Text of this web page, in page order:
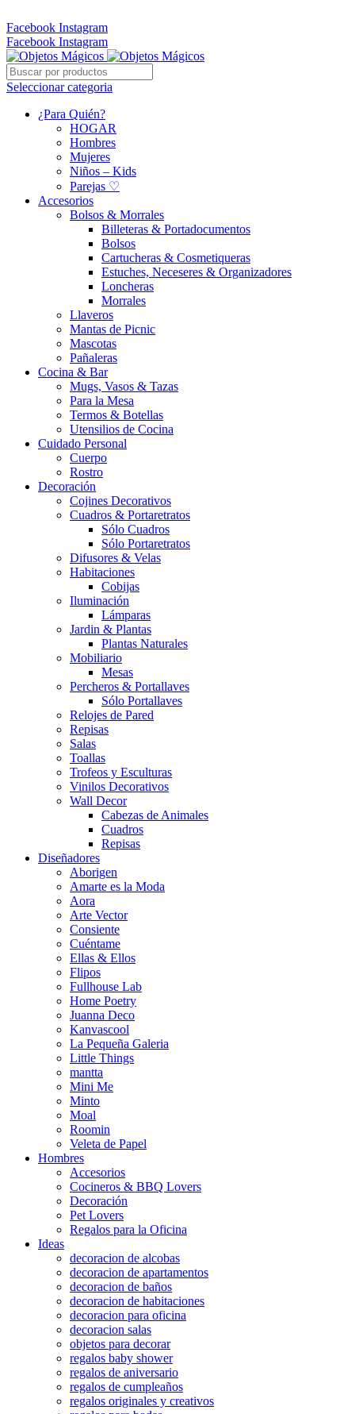
Facebook Instagram
Facebook Instagram
Seleccionar categoria
¿Para Quién?
HOGAR
Hombres
Mujeres
Niños – Kids
Parejas ♡
Accesorios
Bolsos & Morrales
Billeteras & Portadocumentos
Bolsos
Cartucheras & Cosmetiqueras
Estuches, Neceseres & Organizadores
Loncheras
Morrales
Llaveros
Mantas de Picnic
Mascotas
Pañaleras
Cocina & Bar
Mugs, Vasos & Tazas
Para la Mesa
Termos & Botellas
Utensilios de Cocina
Cuidado Personal
Cuerpo
Rostro
Decoración
Cojines Decorativos
Cuadros & Portaretratos
Sólo Cuadros
Sólo Portaretratos
Difusores & Velas
Habitaciones
Cobijas
Iluminación
Lámparas
Jardin & Plantas
Plantas Naturales
Mobiliario
Mesas
Percheros & Portallaves
Sólo Portallaves
Relojes de Pared
Repisas
Salas
Toallas
Trofeos y Esculturas
Vinilos Decorativos
Wall Decor
Cabezas de Animales
Cuadros
Repisas
Diseñadores
Aborigen
Amarte es la Moda
Aora
Arte Vector
Consiente
Cuéntame
Ellas & Ellos
Flipos
Fullhouse Lab
Home Poetry
Juanna Deco
Kanvascool
La Pequeña Galeria
Little Things
mantta
Mini Me
Minto
Moal
Roomin
Veleta de Papel
Hombres
Accesorios
Cocineros & BBQ Lovers
Decoración
Pet Lovers
Regalos para la Oficina
Ideas
decoracion de alcobas
decoracion de apartamentos
decoracion de baños
decoracion de habitaciones
decoracion para oficina
decoracion salas
objetos para decorar
regalos baby shower
regalos de aniversario
regalos de cumpleaños
regalos originales y creativos